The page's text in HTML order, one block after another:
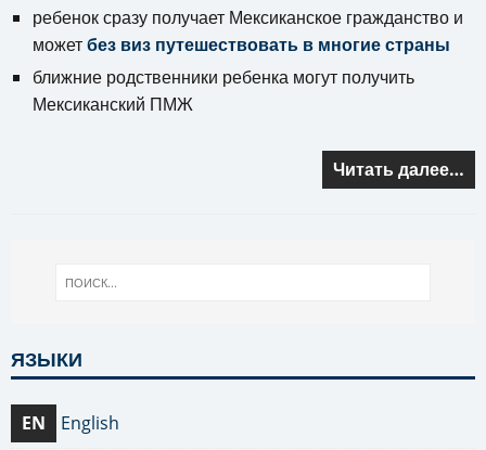
ребенок сразу получает Мексиканское гражданство и
можетбез виз путешествовать в многие страны
ближние родственники ребенка могут получить
Мексиканский ПМЖ
Читать далее…
ЯЗЫКИ
EN English